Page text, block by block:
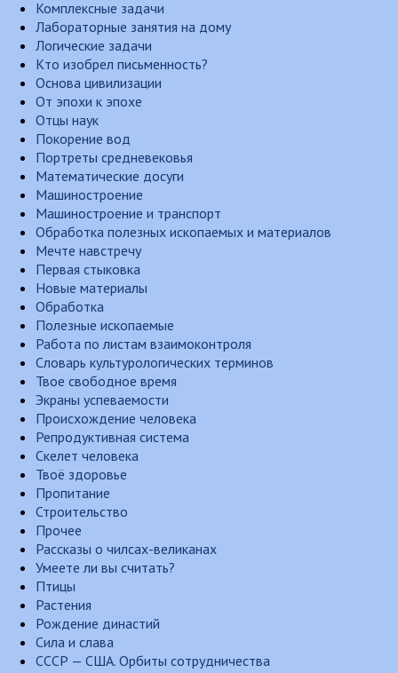
Комплексные задачи
Лабораторные занятия на дому
Логические задачи
Кто изобрел письменность?
Основа цивилизации
От эпохи к эпохе
Отцы наук
Покорение вод
Портреты средневековья
Математические досуги
Машиностроение
Машиностроение и транспорт
Обработка полезных ископаемых и материалов
Мечте навстречу
Первая стыковка
Новые материалы
Обработка
Полезные ископаемые
Работа по листам взаимоконтроля
Словарь культурологических терминов
Твое свободное время
Экраны успеваемости
Происхождение человека
Репродуктивная система
Скелет человека
Твоё здоровье
Пропитание
Строительство
Прочее
Рассказы о чилсах-великанах
Умеете ли вы считать?
Птицы
Растения
Рождение династий
Сила и слава
СССР — США. Орбиты сотрудничества